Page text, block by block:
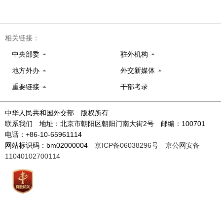
相关链接：
中央部委 驻外机构
地方外办 外交新媒体
重要链接 干部考录
中华人民共和国外交部 版权所有
联系我们 地址：北京市朝阳区朝阳门南大街2号 邮编：100701
电话：+86-10-65961114
网站标识码：bm02000004 京ICP备06038296号
京公网安备
11040102700114